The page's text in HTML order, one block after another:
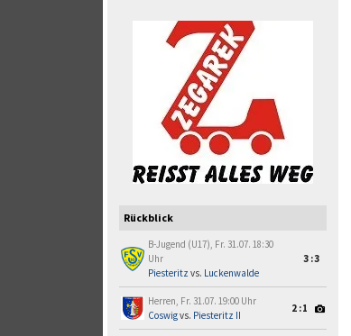
Rückblick
B-Jugend (U17), Fr. 31.07. 18:30
Uhr
Piesteritz vs. Luckenwalde
3:3
Herren, Fr. 31.07. 19:00 Uhr
Coswigvs. Piesteritz II
2:1